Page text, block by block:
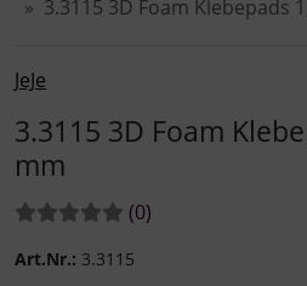
3.3115 3D Foam Klebepads
JeJe
3.3115 3D Foam
mm
Bewertungen:
(0Bewertungen
)
Art.Nr.: 3.3115